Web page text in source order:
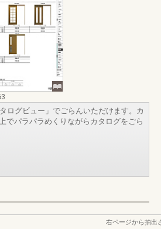
ログビュー」でごらんいただけます。カ
でパラパラめくりながらカタログをごら
右ページから抽出